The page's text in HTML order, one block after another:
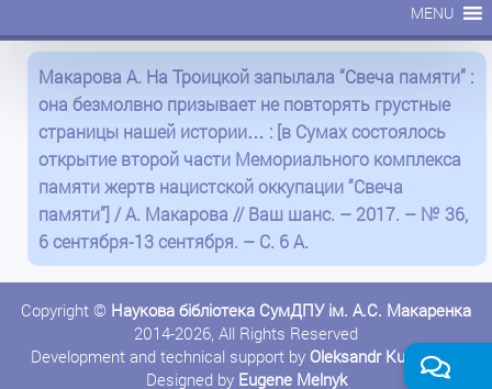
MENU
Макарова А. На Троицкой запылала “Свеча памяти” :
она безмолвно призывает не повторять грустные
страницы нашей истории… : [в Сумах состоялось
открытие второй части Мемориального комплекса
памяти жертв нацистской оккупации “Свеча
памяти”] / А. Макарова // Ваш шанс. – 2017. – № 36,
6 сентября-13 сентября. – С. 6 А.
Copyright © Наукова бібліотека СумДПУ ім. А.С. Макаренка
2014-2026, All Rights Reserved
Development and technical support by Oleksandr Kushnerov
Designed by Eugene Melnyk